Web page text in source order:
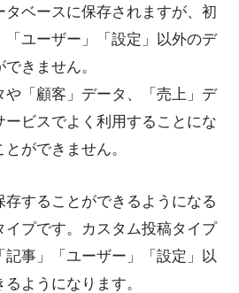
ベースに保存されますが、初
ユーザー」「設定」以外のデ
きません。
「顧客」データ、「売上」デ
ービスでよく利用することにな
ができません。
することができるようになる
プです。カスタム投稿タイプ
記事」「ユーザー」「設定」以
ようになります。